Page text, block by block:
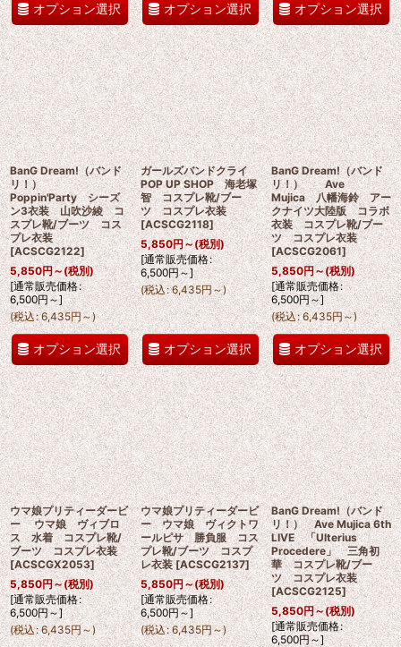
オプション選択 オプション選択 オプション選択
BanG Dream!（バンド
リ！）
Poppin'Party シーズ
ン3衣装 山吹沙綾 コ
スプレ靴/ブーツ コス
プレ衣装
[ACSCG2122]
5,850円～(税別)
[通常販売価格:
6,500円～]
(税込: 6,435円～)
オプション選択
ガールズバンドクライ
POP UP SHOP 海老塚
智 コスプレ靴/ブー
ツ コスプレ衣装
[ACSCG2118]
5,850円～(税別)
[通常販売価格:
6,500円～]
(税込: 6,435円～)
オプション選択
BanG Dream!（バンド
リ！） Ave
Mujica 八幡海鈴 アー
クナイツ大陸版 コラボ
衣装 コスプレ靴/ブー
ツ コスプレ衣装
[ACSCG2061]
5,850円～(税別)
[通常販売価格:
6,500円～]
(税込: 6,435円～)
オプション選択
ウマ娘プリティーダービ
ー ウマ娘 ヴィブロ
ス 水着 コスプレ靴/
ブーツ コスプレ衣装
[ACSCGX2053]
5,850円～(税別)
[通常販売価格:
6,500円～]
(税込: 6,435円～)
ウマ娘プリティーダービ
ー ウマ娘 ヴィクトワ
ールピサ 勝負服 コス
プレ靴/ブーツ コスプ
レ衣装 [ACSCG2137]
5,850円～(税別)
[通常販売価格:
6,500円～]
(税込: 6,435円～)
BanG Dream!（バンド
リ！） Ave Mujica 6th
LIVE 「Ulterius
Procedere」 三角初
華 コスプレ靴/ブー
ツ コスプレ衣装
[ACSCG2125]
5,850円～(税別)
[通常販売価格:
6,500円～]